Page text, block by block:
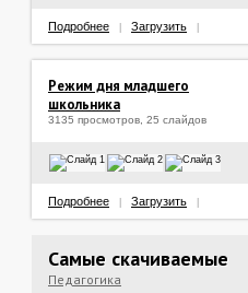
Подробнее Загрузить
Режим дня младшего
школьника
3135 просмотров, 25 слайдов
Подробнее Загрузить
Самые скачиваемые
Педагогика